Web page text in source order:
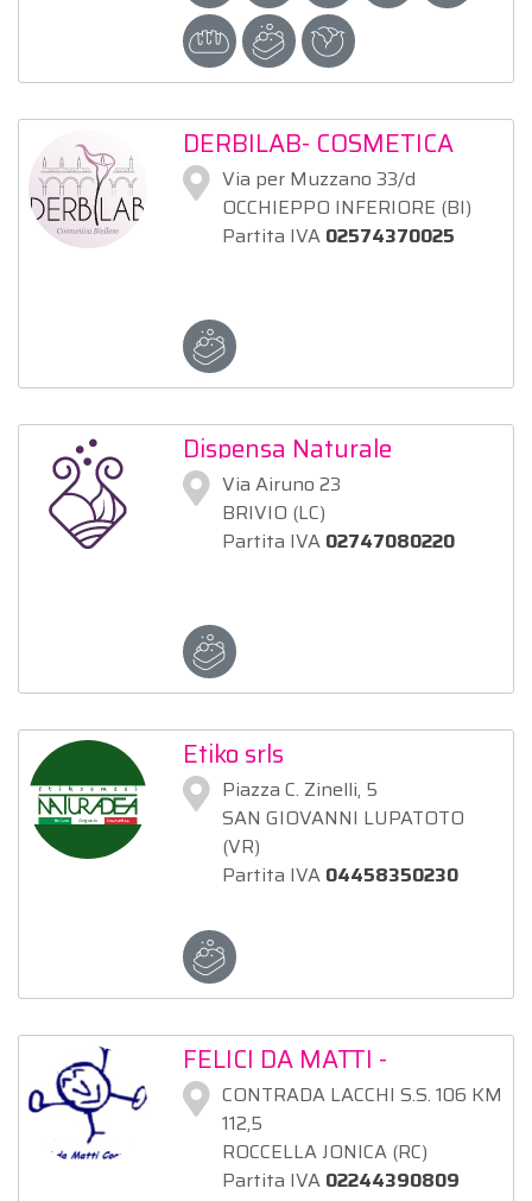
DERBILAB- COSMETICA
BIELLESE di Daniela
Zampieri
Via per Muzzano 33/d
OCCHIEPPO INFERIORE (BI)
Partita IVA 02574370025
Dispensa Naturale
Via Airuno 23
BRIVIO (LC)
Partita IVA 02747080220
Etiko srls
Piazza C. Zinelli, 5
SAN GIOVANNI LUPATOTO
(VR)
Partita IVA 04458350230
FELICI DA MATTI -
COOPERATIVA SOCIALE
ONLUS
CONTRADA LACCHI S.S. 106 KM
112,5
ROCCELLA JONICA (RC)
Partita IVA 02244390809